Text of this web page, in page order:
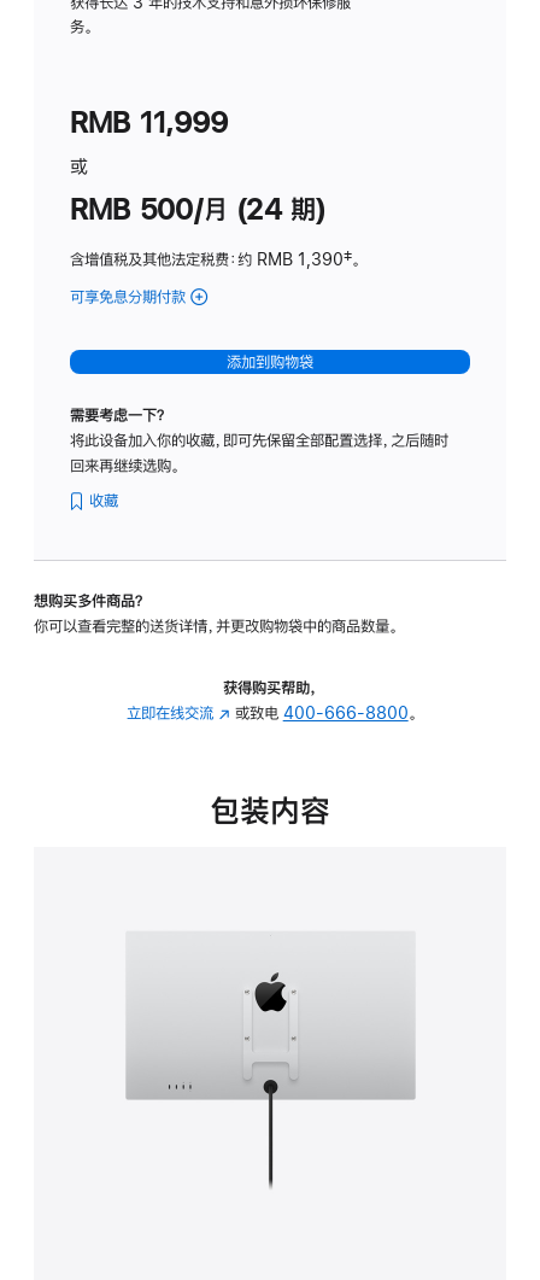
务。
RMB 11,999
或
RMB 500/月 (24 期)
含增值税及其他法定税费：约 RMB 1,390脚
‡。
可享免息分期付款 (Studio
-
标
璃
转
的
添加到购物袋
需要考虑一下？
将此设备加入你的收藏，即可先保留全部配置选择，之后随时
回来再继续选购。
收藏
想购买多件商品？
你可以查看完整的送货详情，并更改购物袋中的商品数量。
获得购买帮助，
立即在线交流 (在
中
或致电 400-666-8800。
包装内容